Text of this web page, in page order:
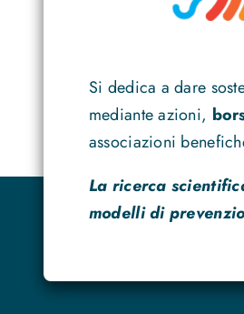
Si dedica a dare
mediante azioni,
associazioni
La ricerca
modelli di